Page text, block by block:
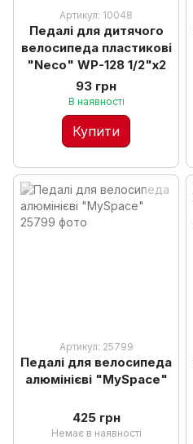
Артикул: 10048
Педалі для дитячого
велосипеда пластикові
"Neco" WP-128 1/2"х2
93 грн
В наявності
Купити
Артикул: 25799
Педалі для велосипеда
алюмінієві "MySpace"
425 грн
Немає в наявності